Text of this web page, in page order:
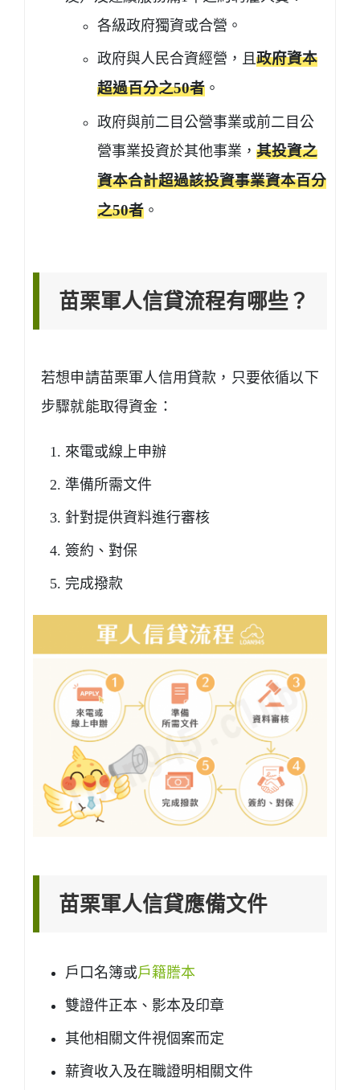
各級政府獨資或合營。
政府與人民合資經營，且政府資本
超過百分之50者 。
政府與前二目公營事業或前二目公
營事業投資於其他事業， 其投資之
資本合計超過該投資事業資本百分
之50者 。
苗栗軍人信貸流程有哪些？
若想申請苗栗軍人信用貸款，只要依循以下
步驟就能取得資金：
來電或線上申辦
準備所需文件
針對提供資料進行審核
簽約、對保
完成撥款
苗栗軍人信貸應備文件
戶口名簿或戶籍謄本
雙證件正本、影本及印章
其他相關文件視個案而定
薪資收入及在職證明相關文件